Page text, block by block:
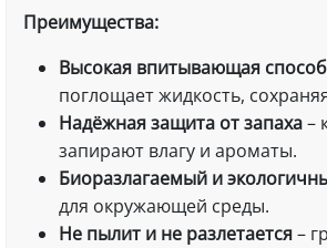
Преимущества:
Высокая впитывающая
поглощает жидкость,
Надёжная защита от запаха–
запирают влагу и ароматы.
Биоразлагаемый и
для окружающей среды.
Не пылит и не разлетается–